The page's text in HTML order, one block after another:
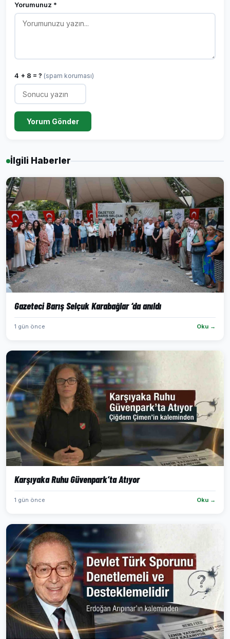
Yorumunuz *
4 + 8 = ? (spam koruması)
Yorum Gönder
İlgili Haberler
Gazeteci Barış Selçuk Karabağlar ‘da anıldı
1 gün önce Oku →
Karşıyaka Ruhu Güvenpark’ta Atıyor
1 gün önce Oku →